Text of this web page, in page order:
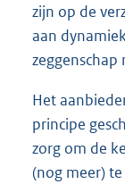
zijn op de
aan
Het
principe
zorg om de
(nog meer)